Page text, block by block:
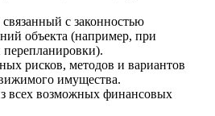
связанный с законностью
объекта (например, при
рисков, методов и вариантов
имущества.
всех возможных финансовых